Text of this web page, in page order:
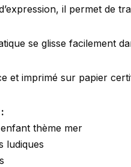
il permet de
se glisse facilement
et imprimé sur papier
thème mer
ludiques